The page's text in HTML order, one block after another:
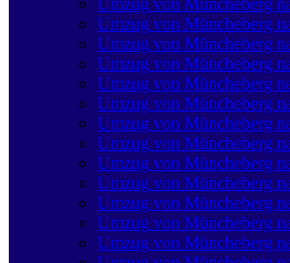
Umzug von Müncheberg
Umzug von Müncheberg
Umzug von Müncheberg
Umzug von Müncheberg
Umzug von Müncheberg
Umzug von Müncheberg
Umzug von Müncheberg
Umzug von Müncheberg
Umzug von Müncheberg
Umzug von Müncheberg
Umzug von Müncheberg
Umzug von Müncheberg
Umzug von Müncheberg